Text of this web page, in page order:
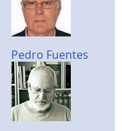
Pedro Fuentes